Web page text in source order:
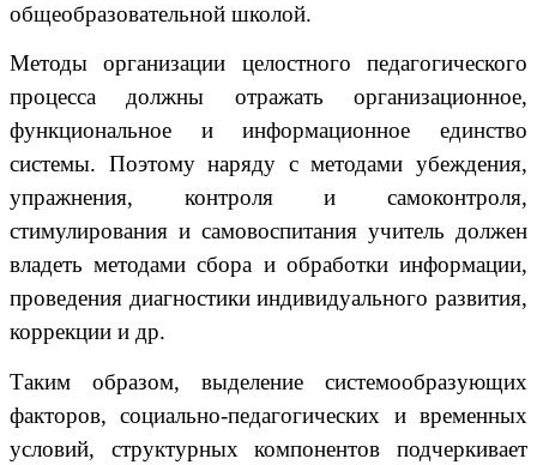
общеобразовательной школой.
Методы организации целостного педагогического
процесса должны отражать организационное,
функциональное и информационное единство
системы. Поэтому наряду с методами убеждения,
упражнения, контроля и самоконтроля,
стимулирования и самовоспитания учитель должен
владеть методами сбора и обработки информации,
проведения диагностики индивидуального развития,
коррекции и др.
Таким образом, выделение системообразующих
факторов, социально-педагогических и временных
условий, структурных компонентов подчеркивает